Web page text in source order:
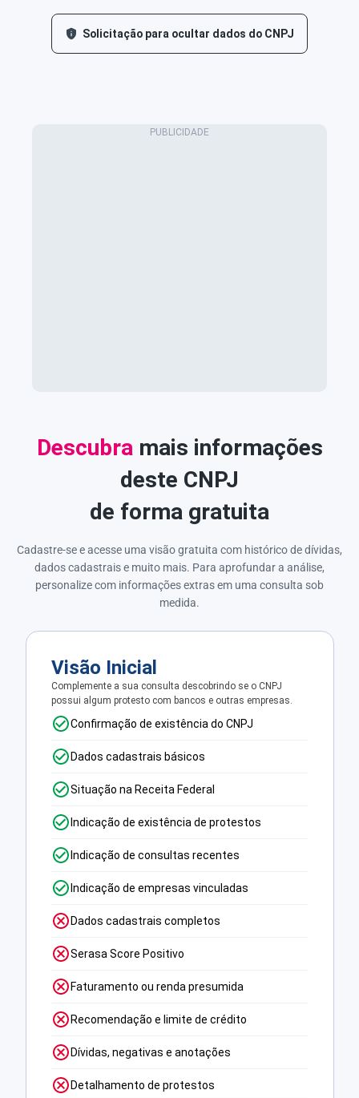
Solicitação para ocultar dados do CNPJ
Descubra mais informações
deste CNPJ
de forma gratuita
Cadastre-se e acesse uma visão gratuita com histórico de dívidas,
dados cadastrais e muito mais. Para aprofundar a análise,
personalize com informações extras em uma consulta sob
medida.
Visão Inicial
Complemente a sua consulta descobrindo se o CNPJ
possui algum protesto com bancos e outras empresas.
Confirmação de existência do CNPJ
Dados cadastrais básicos
Situação na Receita Federal
Indicação de existência de protestos
Indicação de consultas recentes
Indicação de empresas vinculadas
Dados cadastrais completos
Serasa Score Positivo
Faturamento ou renda presumida
Recomendação e limite de crédito
Dívidas, negativas e anotações
Detalhamento de protestos